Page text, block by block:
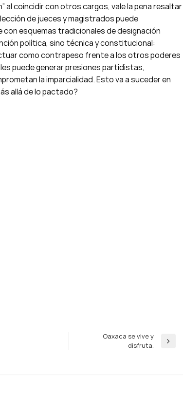
al coincidir con otros cargos, vale la pena resaltar
de jueces y magistrados puede
esquemas tradicionales de designación
política, sino técnica y constitucional:
como contrapeso frente a los otros poderes
puede generar presiones partidistas,
la imparcialidad. Esto va a suceder en
allá de lo pactado?
Oaxaca se vive y
disfruta.